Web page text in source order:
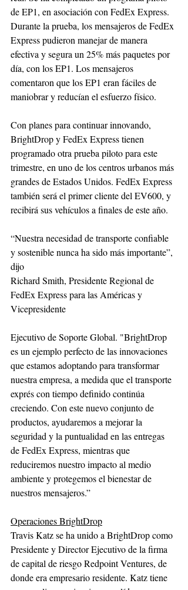
de EP1, en asociación con FedEx Express.
Durante la prueba, los mensajeros de FedEx
Express pudieron manejar de manera
efectiva y segura un 25% más paquetes por
día, con los EP1. Los mensajeros
comentaron que los EP1 eran fáciles de
maniobrar y reducían el esfuerzo físico.
Con planes para continuar innovando,
BrightDrop y FedEx Express tienen
programado otra prueba piloto para este
trimestre, en uno de los centros urbanos más
grandes de Estados Unidos. FedEx Express
también será el primer cliente del EV600, y
recibirá sus vehículos a finales de este año.
“Nuestra necesidad de transporte confiable
y sostenible nunca ha sido más importante”,
dijo
Richard Smith, Presidente Regional de
FedEx Express para las Américas y
Vicepresidente
Ejecutivo de Soporte Global. "BrightDrop
es un ejemplo perfecto de las innovaciones
que estamos adoptando para transformar
nuestra empresa, a medida que el transporte
exprés con tiempo definido continúa
creciendo. Con este nuevo conjunto de
productos, ayudaremos a mejorar la
seguridad y la puntualidad en las entregas
de FedEx Express, mientras que
reduciremos nuestro impacto al medio
ambiente y protegemos el bienestar de
nuestros mensajeros.”
Operaciones BrightDrop
Travis Katz se ha unido a BrightDrop como
Presidente y Director Ejecutivo de la firma
de capital de riesgo Redpoint Ventures, de
donde era empresario residente. Katz tiene